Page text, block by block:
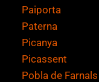
Paiporta
Paterna
Picanya
Picassent
Pobla de Farnals